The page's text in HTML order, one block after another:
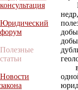
консультация
Юридический
форум
Полезные
статьи
Новости
закона